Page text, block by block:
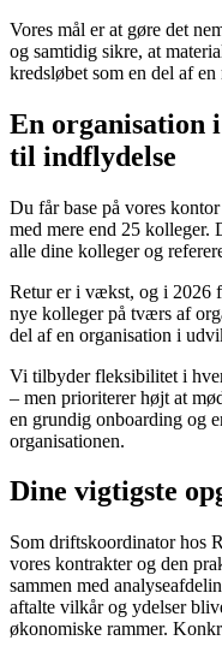
Vores mål er at gøre det
og samtidig sikre, at
kredsløbet som en del af
En organisation
til indflydelse
Du får base på vores
med mere end 25 kolleger.
alle dine kolleger og
Retur er i vækst, og i 2026
nye kolleger på tværs af
del af en organisation i
Vi tilbyder fleksibilitet i
– men prioriterer højt at
en grundig onboarding og
organisationen.
Dine vigtigste
Som driftskoordinator hos
vores kontrakter og den
sammen med
aftalte vilkår og ydelser
økonomiske rammer.